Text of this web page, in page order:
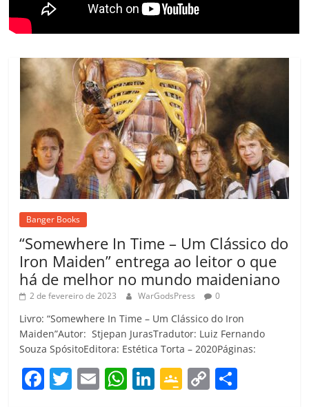
Banger Books
“Somewhere In Time – Um Clássico do
Iron Maiden” entrega ao leitor o que
há de melhor no mundo maideniano
2 de fevereiro de 2023 WarGodsPress 0
Livro: “Somewhere In Time – Um Clássico do Iron
Maiden”Autor: Stjepan JurasTradutor: Luiz Fernando
Souza SpósitoEditora: Estética Torta – 2020Páginas:
F T E W Li G C